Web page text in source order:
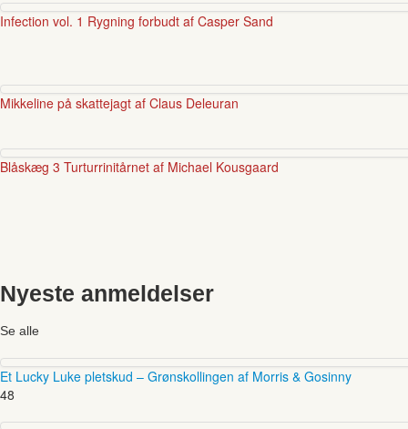
Infection vol. 1 Rygning forbudt af Casper Sand
Mikkeline på skattejagt af Claus Deleuran
Blåskæg 3 Turturrinitårnet af Michael Kousgaard
Nyeste anmeldelser
Se alle
Et Lucky Luke pletskud – Grønskollingen af Morris & Gosinny
48